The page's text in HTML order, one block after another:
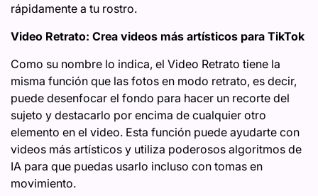
rápidamente a tu rostro.
Video Retrato: Crea videos más artísticos para TikTok
Como su nombre lo indica, el Video Retrato tiene la
misma función que las fotos en modo retrato, es decir,
puede desenfocar el fondo para hacer un recorte del
sujeto y destacarlo por encima de cualquier otro
elemento en el video. Esta función puede ayudarte con
videos más artísticos y utiliza poderosos algoritmos de
IA para que puedas usarlo incluso con tomas en
movimiento.